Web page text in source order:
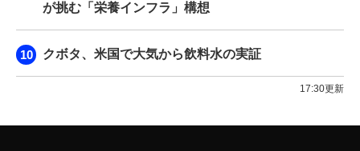
が挑む「栄養インフラ」構想
クボタ、米国で大気から飲料水の実証
17:30更新